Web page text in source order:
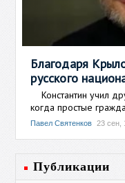
Благодаря
русского
Константин учил
когда простые
Павел Святенков 23 сен,
Публикации